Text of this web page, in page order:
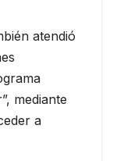
atendió
mediante
a